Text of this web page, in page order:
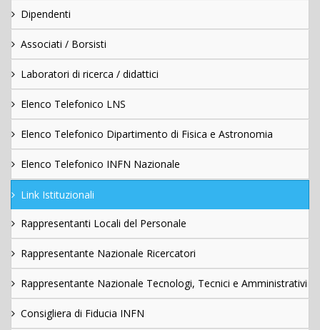
Dipendenti
Associati / Borsisti
Laboratori di ricerca / didattici
Elenco Telefonico LNS
Elenco Telefonico Dipartimento di Fisica e Astronomia
Elenco Telefonico INFN Nazionale
Link Istituzionali
Rappresentanti Locali del Personale
Rappresentante Nazionale Ricercatori
Rappresentante Nazionale Tecnologi, Tecnici e Amministrativi
Consigliera di Fiducia INFN